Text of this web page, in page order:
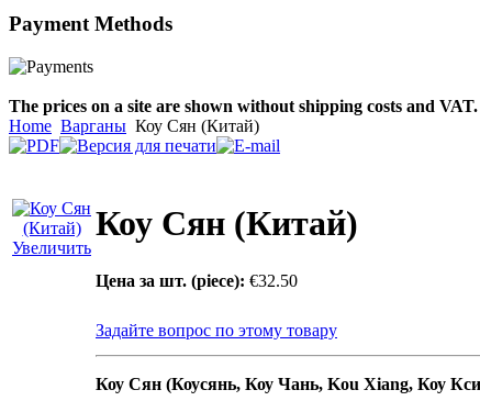
€711.00
PaymentMethods
The prices on a site are shown without shipping costs and
Home Варганы Коу Сян (Китай)
Увеличить
Коу Сян (Китай)
Цена за шт. (piece): €32.50
Задайте вопрос по этому товару
Коу Сян (Коусянь, Коу Чань, Kou Xiang, Коу